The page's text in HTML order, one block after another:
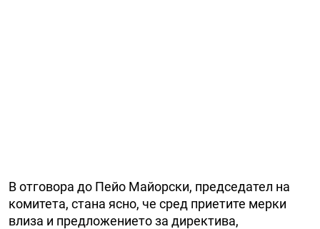
В отговора до Пейо Майорски, председател на
комитета, стана ясно, че сред приетите мерки
влиза и предложението за директива,